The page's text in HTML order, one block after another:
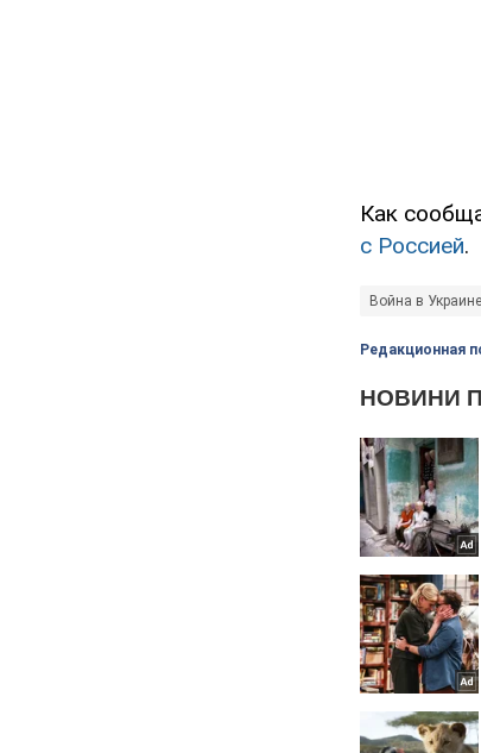
Как
с Россией.
Война в Украине
Редакционная